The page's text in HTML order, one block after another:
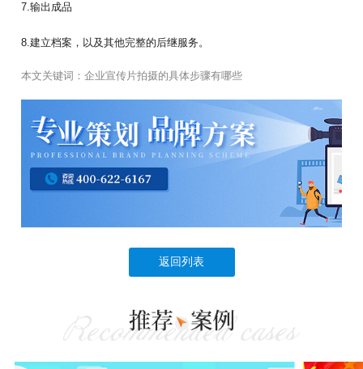
7.输出成品
8.建立档案，以及其他完整的后继服务。
本文关键词：企业宣传片拍摄的具体步骤有哪些
返回列表